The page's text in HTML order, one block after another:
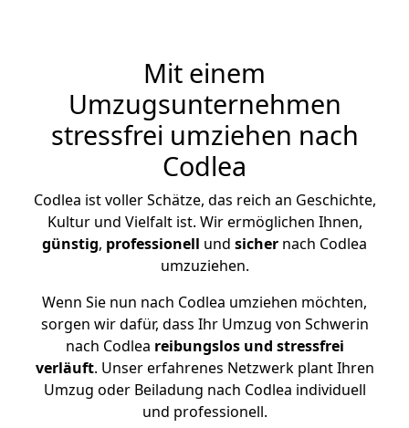
Mit einem
Umzugsunternehmen
stressfrei umziehen nach
Codlea
Codlea ist voller Schätze, das reich an Geschichte,
Kultur und Vielfalt ist. Wir ermöglichen Ihnen,
günstig, professionell und sicher nach Codlea
umzuziehen.
Wenn Sie nun nach Codlea umziehen möchten,
sorgen wir dafür, dass Ihr Umzug von Schwerin
nach Codlea reibungslos und stressfrei
verläuft. Unser erfahrenes Netzwerk plant Ihren
Umzug oder Beiladung nach Codlea individuell
und professionell.